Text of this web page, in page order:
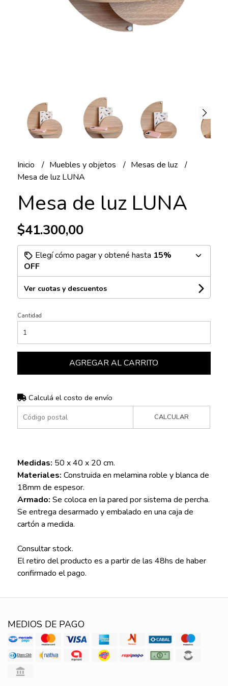
Inicio Muebles y objetos
Mesas de luz
Mesa de luz LUNA
Mesa de luz LUNA
$41.300,00
Elegí cómo pagar y obtené hasta 15%
OFF
Ver cuotas y descuentos
Cantidad
AGREGAR AL CARRITO
Calculá el costo de envío
CALCULAR
Medidas: 50 x 40 x 20 cm.
Materiales: Construida en melamina roble y blanca de
18mm de espesor.
Armado: Se coloca en la pared por sistema de percha.
Se entrega desarmado y embalado en una caja de
cartón a medida.
Consultar stock.
El retiro del producto es a partir de las 48hs de haber
confirmado el pago.
MEDIOS DE PAGO